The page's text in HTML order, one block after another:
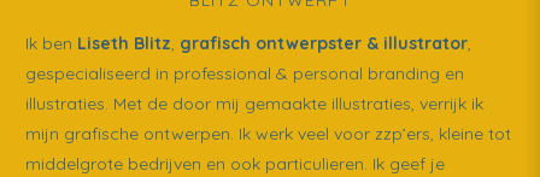
Ik ben Liseth Blitz, grafisch ontwerpster & illustrator,
gespecialiseerd in professional & personal branding en
illustraties. Met de door mij gemaakte illustraties, verrijk ik
mijn grafische ontwerpen. Ik werk veel voor zzp’ers, kleine tot
middelgrote bedrijven en ook particulieren. Ik geef je